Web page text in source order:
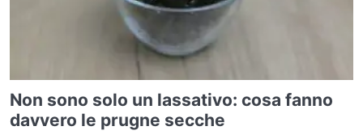
Non sono solo un lassativo: cosa fanno
davvero le prugne secche